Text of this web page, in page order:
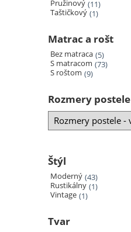
Pružinový 11
Taštičkový 1
Matrac a rošt
Bez matraca 5
S matracom 73
S roštom 9
Rozmery postele
Štýl
Moderný 43
Rustikálny 1
Vintage 1
Tvar